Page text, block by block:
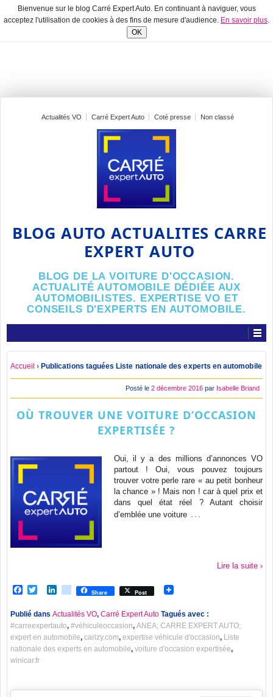
Bienvenue sur le blog Carré Expert Auto. En continuant à naviguer, vous
acceptez l'utilisation de cookies à des fins de mesure d'audience. En savoir plus.
OK
Actualités VO Carré Expert Auto Coté presse Non classé
BLOG AUTO ACTUALITES CARRE
EXPERT AUTO
BLOG DE LA VOITURE D'OCCASION.
ACTUALITÉ AUTOMOBILE DÉDIÉE AUX
AUTOMOBILISTES. EXPERTISE VO ET
CONSEILS D'EXPERTS EN AUTOMOBILE.
Accueil › Publications taguées Liste nationale des experts en automobile
Posté le 2 décembre 2016 par Isabelle Briand
OÙ TROUVER UNE VOITURE D’OCCASION
EXPERTISÉE ?
Oui, il y a des millions d’annonces VO
partout ! Oui, vous pouvez toujours
trouver votre perle rare « au petit bonheur
la chance » ! Mais non ! car à quel prix et
dans quel état réel ? Autant choisir
d’emblée une voiture …
Lire la suite ›
Facebook
TwitterLinkedIn
viadeoShare Post
Publié dans Actualités VO, Carré Expert Auto Tagués avec :
#carreexpertauto, #véhiculeoccasion, ANEA; CARRE EXPERT AUTO;
expert en automobile, carizy.com, expertise véhicule d'occasion, Liste
nationale des experts en automobile, voiture d'occasion expertisée,
winicar.fr